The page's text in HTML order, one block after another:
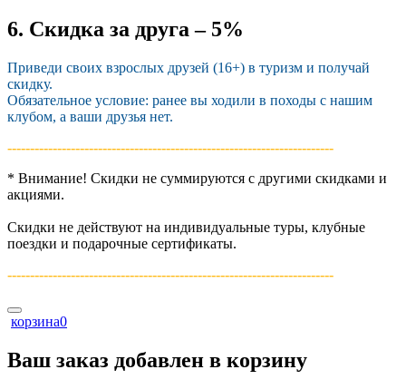
6. Скидка за друга – 5%
Приведи своих взрослых друзей (16+) в туризм и получай
скидку.
Обязательное условие: ранее вы ходили в походы с нашим
клубом, а ваши друзья нет.
------------------------------------------------------------------------­
* Внимание! Скидки не суммируются с другими скидками и
акциями.
Скидки не действуют на индивидуальные туры, клубные
поездки и подарочные сертификаты.
------------------------------------------------------------------------­
корзина0
Ваш заказ добавлен в корзину